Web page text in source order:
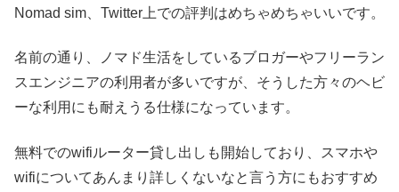
Nomad sim、Twitter上での評判はめちゃめちゃいいです。
名前の通り、ノマド生活をしているブロガーやフリーラン
スエンジニアの利用者が多いですが、そうした方々のヘビ
ーな利用にも耐えうる仕様になっています。
無料でのwifiルーター貸し出しも開始しており、スマホや
wifiについてあんまり詳しくないなと言う方にもおすすめ